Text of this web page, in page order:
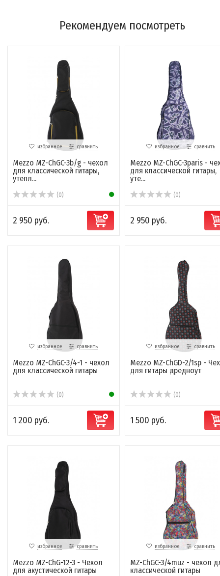
Рекомендуем посмотреть
избранное сравнить
Mezzo MZ-ChGC-3b/g - чехол
для классической гитары,
утепл...
(0)
2 950 руб.
избранное сравнить
Mezzo MZ-ChGC-3paris -
для классической гитары,
уте...
(0)
2 950 руб.
избранное сравнить
Mezzo MZ-ChGC-3/4-1 - чехол
для классической гитары
(0)
1 200 руб.
избранное сравнить
Mezzo MZ-ChGD-2/1sp -
для гитары дредноут
(0)
1 500 руб.
избранное сравнить
Mezzo MZ-ChG-12-3 - Чехол
для акустической гитары
избранное сравнить
MZ-ChGC-3/4muz - чехол
классической гитары